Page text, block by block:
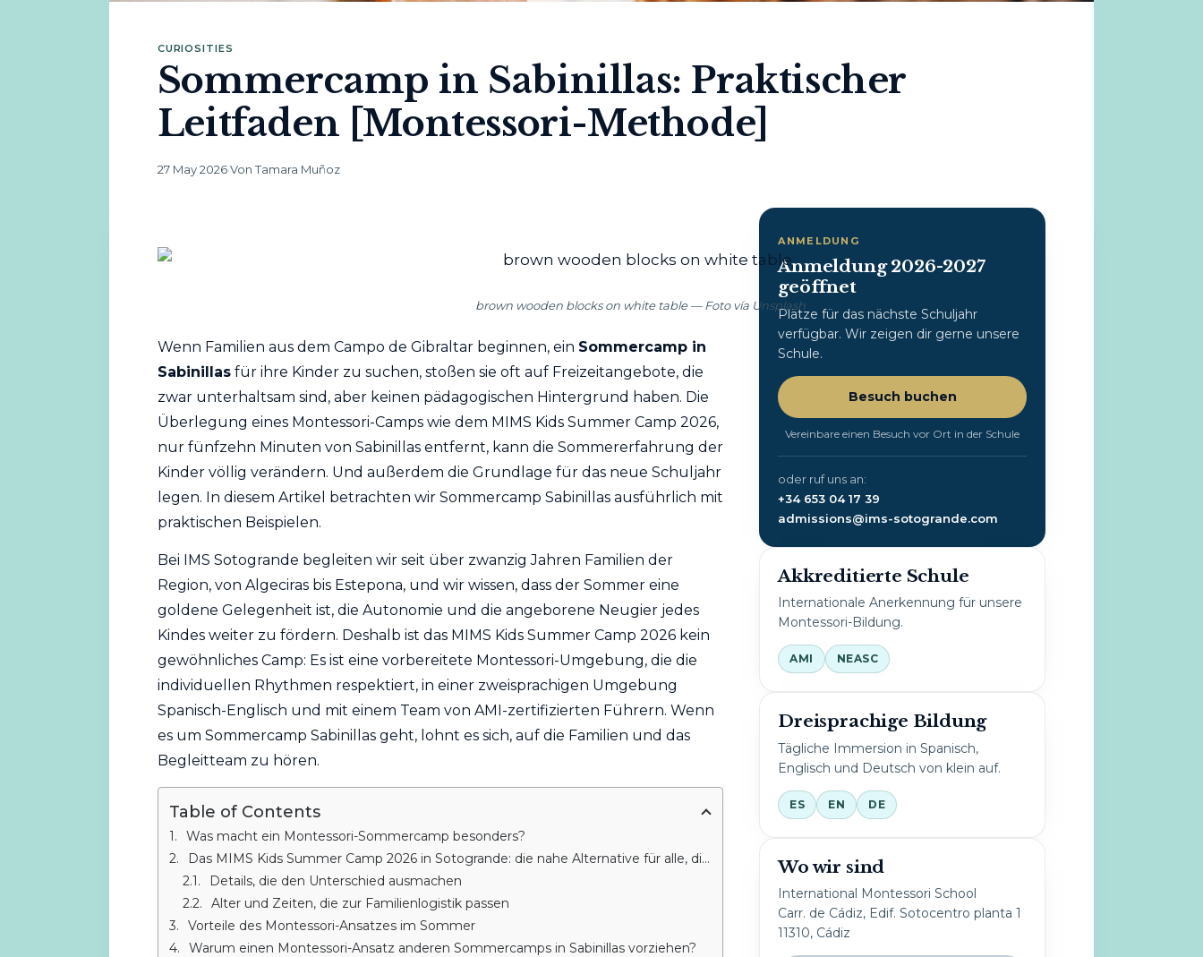
CURIOSITIES
Sommercamp in Sabinillas: Praktischer
Leitfaden [Montessori-Methode]
27 May 2026·Von Tamara Muñoz
brown wooden blocks on white table — Foto vía Unsplash
Wenn Familien aus dem Campo de Gibraltar beginnen, ein Sommercampin
Sabinillasfür ihre Kinder zu suchen, stoßen sie oft auf Freizeitangebote, die
zwar unterhaltsam sind, aber keinen pädagogischen Hintergrund haben. Die
Überlegung eines Montessori-Camps wie dem MIMS Kids Summer Camp 2026,
nur fünfzehn Minuten von Sabinillas entfernt, kann die Sommererfahrung der
Kinder völlig verändern. Und außerdem die Grundlage für das neue Schuljahr
legen. In diesem Artikel betrachten wir Sommercamp Sabinillas ausführlich mit
praktischen Beispielen.
Bei IMS Sotogrande begleiten wir seit über zwanzig Jahren Familien der
Region, von Algeciras bis Estepona, und wir wissen, dass der Sommer eine
goldene Gelegenheit ist, die Autonomie und die angeborene Neugier jedes
Kindes weiter zu fördern. Deshalb ist das MIMS Kids Summer Camp 2026 kein
gewöhnliches Camp: Es ist eine vorbereitete Montessori-Umgebung, die die
individuellen Rhythmen respektiert, in einer zweisprachigen Umgebung
Spanisch-Englisch und mit einem Team von AMI-zertifizierten Führern. Wenn
es um Sommercamp Sabinillas geht, lohnt es sich, auf die Familien und das
Begleitteam zu hören.
Table of Contents
Was macht ein Montessori-Sommercamp besonders?
Das MIMS Kids Summer Camp 2026 in Sotogrande: die nahe Alternative für alle, die ein Sommercamp in Sabinillas suchen
Details, die den Unterschied ausmachen
Alter und Zeiten, die zur Familienlogistik passen
Vorteile des Montessori-Ansatzes im Sommer
Warum einen Montessori-Ansatz anderen Sommercamps in Sabinillas vorziehen?
ANMELDUNG
Anmeldung 2026-2027
geöffnet
Plätze für das nächste Schuljahr
verfügbar. Wir zeigen dir gerne unsere
Schule.
Besuch buchen
Vereinbare einen Besuch vor Ort in der Schule
oder ruf uns an:
+34 653 04 17 39
admissions@ims-sotogrande.com
Akkreditierte Schule
Internationale Anerkennung für unsere
Montessori-Bildung.
AMI NEASC
Dreisprachige Bildung
Tägliche Immersion in Spanisch,
Englisch und Deutsch von klein auf.
ES EN DE
Wo wir sind
International Montessori School
Carr. de Cádiz, Edif. Sotocentro planta 1
11310, Cádiz